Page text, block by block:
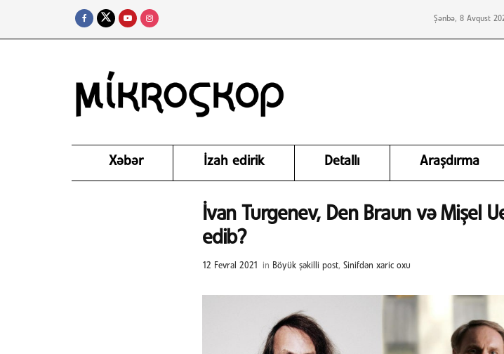
Şənbə, 8 Avqust
Xəbər İzah edirik Detallı Araşdırma
İvan Turgenev, Den Braun və Mişel
edib?
12 Fevral 2021 in Böyük şəkilli post, Sinifdən xaric oxu